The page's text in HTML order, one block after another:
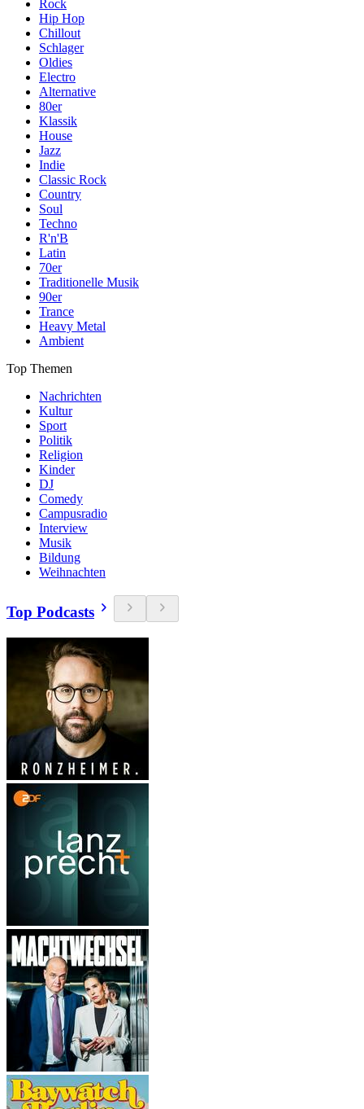
Rock
Hip Hop
Chillout
Schlager
Oldies
Electro
Alternative
80er
Klassik
House
Jazz
Indie
Classic Rock
Country
Soul
Techno
R'n'B
Latin
70er
Traditionelle Musik
90er
Trance
Heavy Metal
Ambient
Top Themen
Nachrichten
Kultur
Sport
Politik
Religion
Kinder
DJ
Comedy
Campusradio
Interview
Musik
Bildung
Weihnachten
Top Podcasts